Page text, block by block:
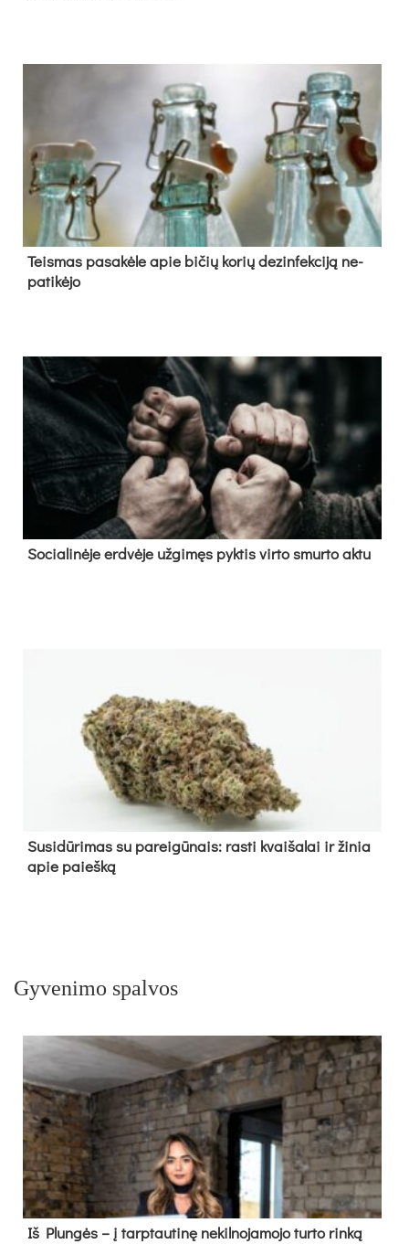
Teis­mas pa­sa­kė­le apie bi­čių ko­rių de­zin­fek­ci­ją ne­
pa­ti­kė­jo
So­cia­li­nė­je erd­vė­je už­gi­męs pyk­tis vir­to smur­to ak­tu
Su­si­dū­ri­mas su pa­rei­gū­nais: ras­ti kvai­ša­lai ir ži­nia
apie paieš­ką
Gyvenimo spalvos
Iš Plungės – į tarptautinę nekilnojamojo turto rinką